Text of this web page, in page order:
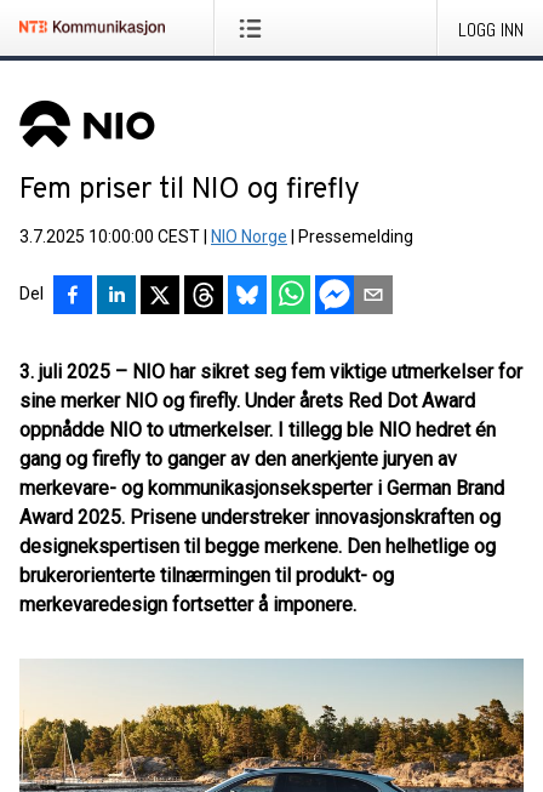
LOGG INN
Fem priser til NIO og firefly
3.7.2025 10:00:00 CEST NIO Norge Pressemelding
Del
3. juli 2025 – NIO har sikret seg fem viktige utmerkelser for
sine merker NIO og firefly. Under årets Red Dot Award
oppnådde NIO to utmerkelser. I tillegg ble NIO hedret én
gang og firefly to ganger av den anerkjente juryen av
merkevare- og kommunikasjonseksperter i German Brand
Award 2025. Prisene understreker innovasjonskraften og
designekspertisen til begge merkene. Den helhetlige og
brukerorienterte tilnærmingen til produkt- og
merkevaredesign fortsetter å imponere.